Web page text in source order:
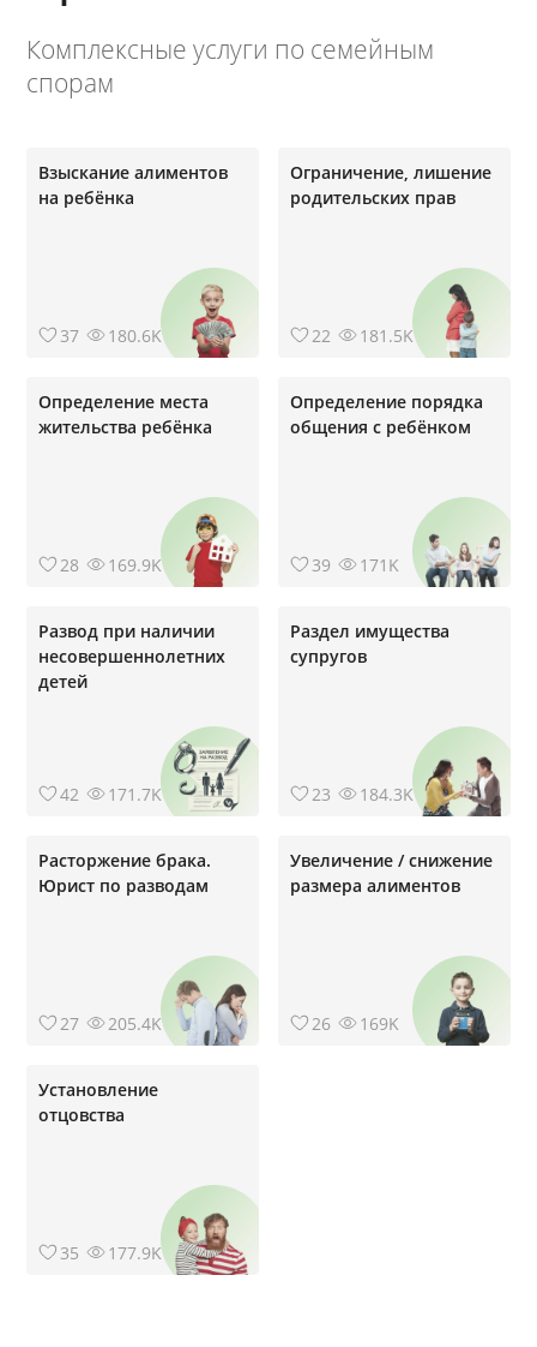
Комплексные услуги по семейным
спорам
Взыскание алиментов
на ребёнка
37 180.6K
Ограничение, лишение
родительских прав
22 181.5K
Определение места
жительства ребёнка
28 169.9K
Определение порядка
общения с ребёнком
39 171K
Развод при наличии
несовершеннолетних
детей
42 171.7K
Раздел имущества
супругов
23 184.3K
Расторжение брака.
Юрист по разводам
27 205.4K
Увеличение / снижение
размера алиментов
26 169K
Установление
отцовства
35 177.9K